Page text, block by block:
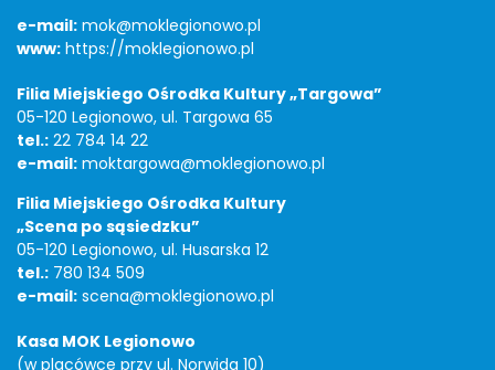
e-mail: mok@moklegionowo.pl
www: https://moklegionowo.pl
Filia Miejskiego Ośrodka Kultury „Targowa”
05-120 Legionowo, ul. Targowa 65
tel.: 22 784 14 22
e-mail: moktargowa@moklegionowo.pl
Filia Miejskiego Ośrodka Kultury
„Scena po sąsiedzku”
05-120 Legionowo, ul. Husarska 12
tel.: 780 134 509
e-mail: scena@moklegionowo.pl
Kasa MOK Legionowo
(w placówce przy ul. Norwida 10)